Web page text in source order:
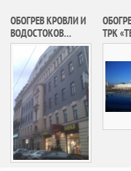
ОБОГРЕВ КРОВЛИ И
ВОДОСТОКОВ
АДМИНИСТРАТИВНО
ГО ЗДАНИЯ Г.
МОСКВА
ТРК